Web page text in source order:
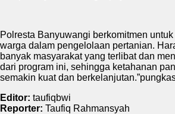
Polresta Banyuwangi berkomitmen
warga dalam pengelolaan pertanian.
banyak masyarakat yang terlibat dan
dari program ini, sehingga ketahanan
semakin kuat dan
Editor: taufiqbwi
Reporter: Taufiq Rahmansyah